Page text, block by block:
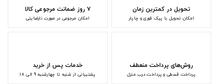
تحویل در کمترین زمان
امکان تحویل با پیک فوری و چاپار
۷ روز ضمانت مرجوعی کالا
امکان مرجوعی در صورت نارضایتی
روش‌های پرداخت منعطف
پرداخت قسطی و پرداخت درب منزل
خدمات پس از خرید
پشتیبانی از شنبه تا چهارشنبه 9 الی 18